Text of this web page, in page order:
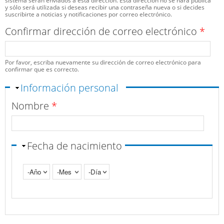
y sólo será utilizada si deseas recibir una contraseña nueva o si decides
suscribirte a noticias y notificaciones por correo electrónico.
Confirmar dirección de correo electrónico *
Por favor, escriba nuevamente su dirección de correo electrónico para
confirmar que es correcto.
Ocultar
Información personal
Nombre *
Fecha de nacimiento
Año
Mes Día